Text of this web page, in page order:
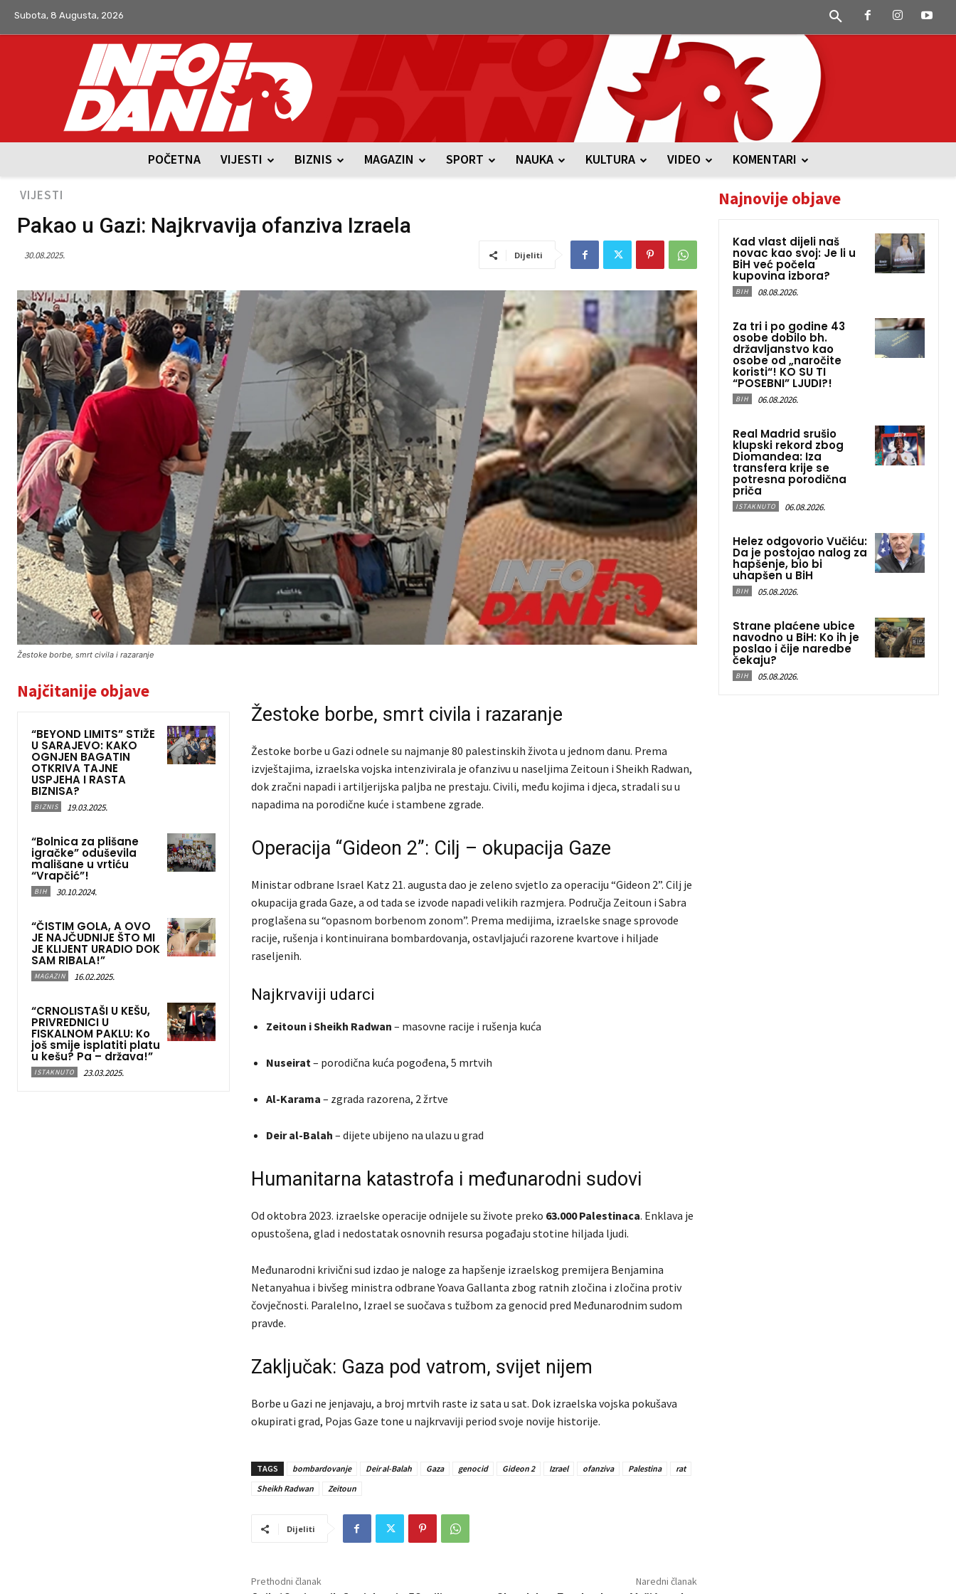
Subota, 8 Augusta, 2026
POČETNA VIJESTI BIZNIS MAGAZIN SPORT NAUKA KULTURA VIDEO KOMENTARI
VIJESTI
Pakao u Gazi: Najkrvavija ofanziva Izraela
30.08.2025. Dijeliti
Žestoke borbe, smrt civila i razaranje
Najčitanije objave
“BEYOND LIMITS” STIŽE
U SARAJEVO: KAKO
OGNJEN BAGATIN
OTKRIVA TAJNE
USPJEHA I RASTA
BIZNISA?
BIZNIS 19.03.2025.
“Bolnica za plišane
igračke” oduševila
mališane u vrtiću
“Vrapčić”!
BIH 30.10.2024.
“ČISTIM GOLA, A OVO
JE NAJČUDNIJE ŠTO MI
JE KLIJENT URADIO DOK
SAM RIBALA!”
MAGAZIN 16.02.2025.
“CRNOLISTAŠI U KEŠU,
PRIVREDNICI U
FISKALNOM PAKLU: Ko
još smije isplatiti platu
u kešu? Pa – država!”
ISTAKNUTO 23.03.2025.
Žestoke borbe, smrt civila i razaranje
Žestoke borbe u Gazi odnele su najmanje 80 palestinskih života u jednom danu. Prema
izvještajima, izraelska vojska intenzivirala je ofanzivu u naseljima Zeitoun i Sheikh Radwan,
dok zračni napadi i artiljerijska paljba ne prestaju. Civili, među kojima i djeca, stradali su u
napadima na porodične kuće i stambene zgrade.
Operacija “Gideon 2”: Cilj – okupacija Gaze
Ministar odbrane Israel Katz 21. augusta dao je zeleno svjetlo za operaciju “Gideon 2”. Cilj je
okupacija grada Gaze, a od tada se izvode napadi velikih razmjera. Područja Zeitoun i Sabra
proglašena su “opasnom borbenom zonom”. Prema medijima, izraelske snage sprovode
racije, rušenja i kontinuirana bombardovanja, ostavljajući razorene kvartove i hiljade
raseljenih.
Najkrvaviji udarci
Zeitoun i Sheikh Radwan – masovne racije i rušenja kuća
Nuseirat– porodična kuća pogođena, 5 mrtvih
Al-Karama – zgrada razorena, 2 žrtve
Deir al-Balah – dijete ubijeno na ulazu u grad
Humanitarna katastrofa i međunarodni sudovi
Od oktobra 2023. izraelske operacije odnijele su živote preko 63.000 Palestinaca. Enklava je
opustošena, glad i nedostatak osnovnih resursa pogađaju stotine hiljada ljudi.
Međunarodni krivični sud izdao je naloge za hapšenje izraelskog premijera Benjamina
Netanyahua i bivšeg ministra odbrane Yoava Gallanta zbog ratnih zločina i zločina protiv
čovječnosti. Paralelno, Izrael se suočava s tužbom za genocid pred Međunarodnim sudom
pravde.
Zaključak: Gaza pod vatrom, svijet nijem
Borbe u Gazi ne jenjavaju, a broj mrtvih raste iz sata u sat. Dok izraelska vojska pokušava
okupirati grad, Pojas Gaze tone u najkrvaviji period svoje novije historije.
TAGS bombardovanje Deir al-Balah Gaza genocid Gideon 2 Izrael ofanziva Palestina
rat
Sheikh Radwan
Zeitoun
Dijeliti
Prethodni članak Naredni članak
Najnovije objave
Kad vlast dijeli naš
novac kao svoj: Je li u
BiH već počela
kupovina izbora?
BIH 08.08.2026.
Za tri i po godine 43
osobe dobilo bh.
državljanstvo kao
osobe od „naročite
koristi“! KO SU TI
“POSEBNI” LJUDI?!
BIH 06.08.2026.
Real Madrid srušio
klupski rekord zbog
Diomandea: Iza
transfera krije se
potresna porodična
priča
ISTAKNUTO 06.08.2026.
Helez odgovorio Vučiću:
Da je postojao nalog za
hapšenje, bio bi
uhapšen u BiH
BIH 05.08.2026.
Strane plaćene ubice
navodno u BiH: Ko ih je
poslao i čije naredbe
čekaju?
BIH 05.08.2026.